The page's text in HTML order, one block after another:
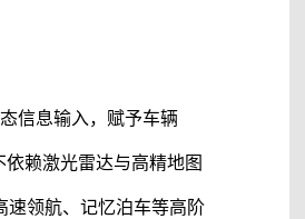
信息输入，赋予车辆
赖激光雷达与高精地图
速领航、记忆泊车等高阶